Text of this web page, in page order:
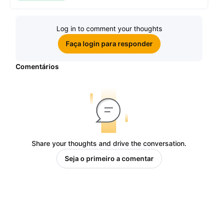
Log in to comment your thoughts
Faça login para responder
Comentários
Share your thoughts and drive the conversation.
Seja o primeiro a comentar